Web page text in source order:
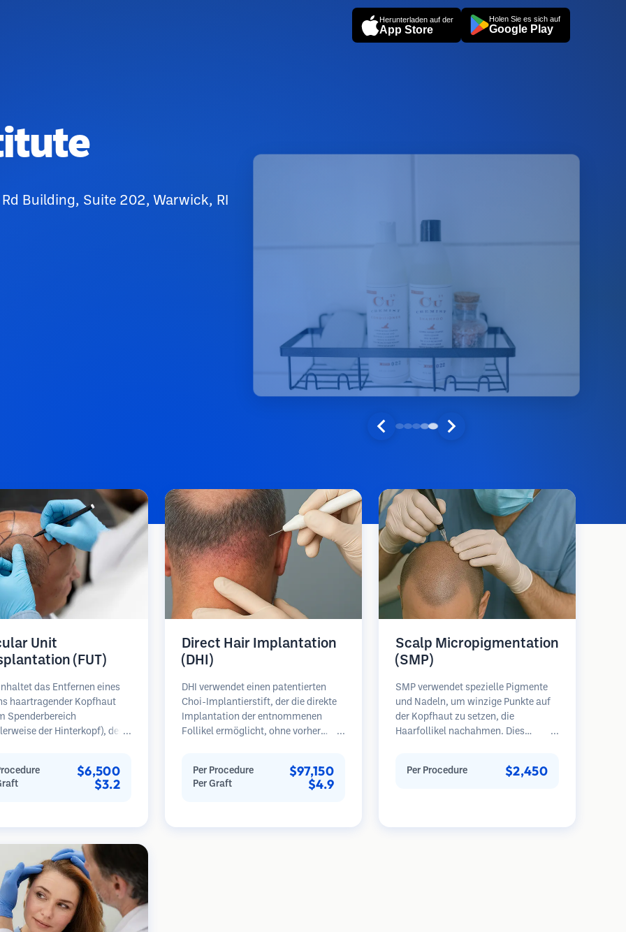
Herunterladen auf der
App Store
Holen Sie es sich auf
Google Play
Building, Suite 202, Warwick, RI
Unit
(FUT)
das Entfernen eines
haartragender Kopfhaut
Spenderbereich
der Hinterkopf), der
werden in den
transplantiert.
$6,500
$3.2
Direct Hair Implantation
(DHI)
DHI verwendet einen patentierten
Choi-Implantierstift, der die direkte
Implantation der entnommenen
Follikel ermöglicht, ohne vorher
Kontrolle über Tiefe, Richtung und
Winkel der implantierten Haare und
Per Procedure $97,150
Per Graft $4.9
Scalp Micropigmentation
(SMP)
SMP verwendet spezielle Pigmente
und Nadeln, um winzige Punkte auf
der Kopfhaut zu setzen, die
Haarfollikel nachahmen. Dies
rasierten Kopfes. Das Verfahren
Per Procedure $2,450